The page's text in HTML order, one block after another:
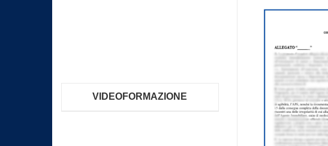
VIDEOFORMAZIONE